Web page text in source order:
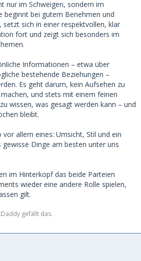
nur im Schweigen, sondern im
beginnt bei gutem Benehmen und
setzt sich in einer respektvollen, klar
fort und zeigt sich besonders im
Informationen – etwa über
bestehende Beziehungen –
Es geht darum, kein Aufsehen zu
und stets mit einem feinen
wissen, was gesagt werden kann – und
bleibt.
allem eines: Umsicht, Stil und ein
Dinge am besten unter uns
im Hinterkopf das beide Parteien
wieder eine andere Rolle spielen,
gilt.
gefällt das.